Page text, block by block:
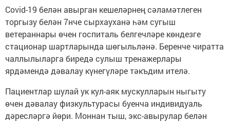
Covid-19 белән авырган кешеләрнең сәламәтлеген
торгызу белән 7нче сырхауханә һәм сугыш
ветераннары өчен госпиталь белгечләре көндезге
стационар шартларында шөгыльләнә. Беренче чиратта
чаллылыларга биредә сулыш тренажерлары
ярдәмендә дәвалау күнегүләре тәкъдим ителә.
Пациентлар шулай ук кул-аяк мускулларын ныгыту
өчен дәвалау физкультурасы буенча индивидуаль
дәресләргә йөри. Моннан тыш, экс-авырулар белән